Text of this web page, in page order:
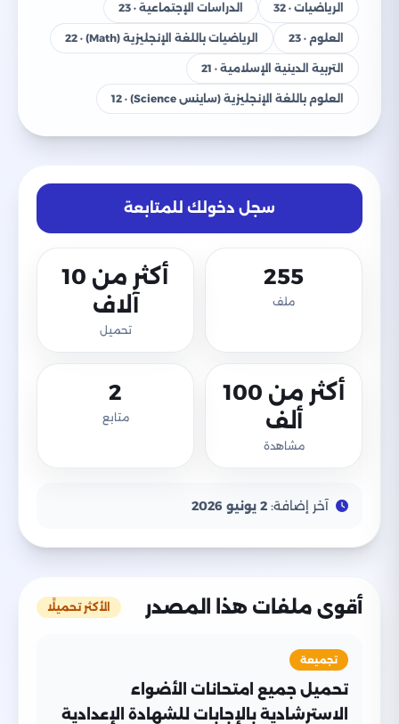
الرياضيات · 32 الدراسات الإجتماعية · 23
العلوم · 23 الرياضيات باللغة الإنجليزية (Math) · 22
التربية الدينية الإسلامية · 21
العلوم باللغة الإنجليزية (ساينس Science) · 12
سجل دخولك للمتابعة
255
ملف
أكثر من 10
آلاف
تحميل
أكثر من 100
ألف
مشاهدة
2
متابع
آخر إضافة: 2 يونيو 2026
أقوى ملفات هذا المصدر الأكثر تحميلًا
تجميعة
تحميل جميع امتحانات الأضواء
الاسترشادية بالإجابات للشهادة الإعدادية